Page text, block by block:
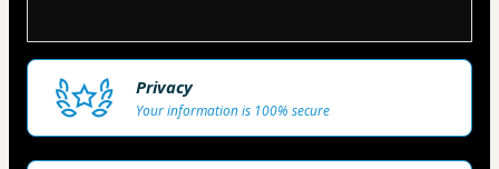
Privacy
Your information is 100% secure